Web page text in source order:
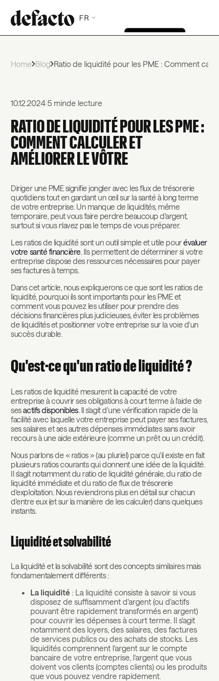
FR
Home Blog Ratio de liquidité pour les PME : Comment
10.12.2024 |5 minde lecture
RATIO DE LIQUIDITÉ POUR LES PME :
COMMENT CALCULER ET
AMÉLIORER LE VÔTRE
Diriger une PME signifie jongler avec les flux de trésorerie
quotidiens tout en gardant un œil sur la santé à long terme
de votre entreprise. Un manque de liquidités, même
temporaire, peut vous faire perdre beaucoup d'argent,
surtout si vous n'avez pas le temps de vous préparer.
Les ratios de liquidité sont un outil simple et utile pourévaluer
votre santé financière. Ils permettent de déterminer si votre
entreprise dispose des ressources nécessaires pour payer
ses factures à temps.
Dans cet article, nous expliquerons ce que sont les ratios de
liquidité, pourquoi ils sont importants pour les PME et
comment vous pouvez les utiliser pour prendre des
décisions financières plus judicieuses, éviter les problèmes
de liquidités et positionner votre entreprise sur la voie d'un
succès durable.
Qu'est-ce qu'un ratio de liquidité ?
Les ratios de liquidité mesurent la capacité de votre
entreprise à couvrir ses obligations à court terme à l'aide de
sesactifs disponibles. Il s'agit d'une vérification rapide de la
facilité avec laquelle votre entreprise peut payer ses factures,
ses salaires et ses autres dépenses immédiates sans avoir
recours à une aide extérieure (comme un prêt ou un crédit).
Nous parlons de « ratios » (au pluriel) parce qu'il existe en fait
plusieurs ratios courants qui donnent une idée de la liquidité.
Il s'agit notamment du ratio de liquidité générale, du ratio de
liquidité immédiate et du ratio de flux de trésorerie
d'exploitation. Nous reviendrons plus en détail sur chacun
d'entre eux (et sur la manière de les calculer) dans quelques
instants.
Liquidité et solvabilité
La liquidité et la solvabilité sont des concepts similaires mais
fondamentalement différents :
La liquidité : La liquidité consiste à savoir si vous
disposez de suffisamment d'argent (ou d'actifs
pouvant être rapidement transformés en argent)
pour couvrir les dépenses à court terme. Il s'agit
notamment des loyers, des salaires, des factures
de services publics ou des achats de stocks. Les
liquidités comprennent l'argent sur le compte
bancaire de votre entreprise, l'argent que vous
doivent vos clients (comptes clients) ou les produits
que vous pouvez vendre rapidement.